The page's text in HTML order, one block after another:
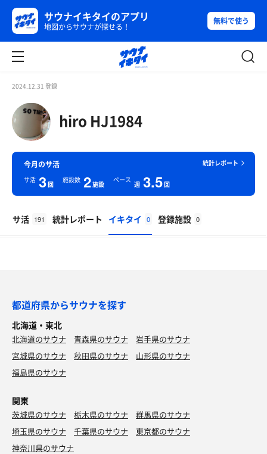
サウナイキタイのアプリ
地図からサウナが探せる！
無料で使う
2024.12.31 登録
hiro HJ1984
統計レポート
今月のサ活
サ活 3回
施設数 2施設
ペース
週 3.5回
サ活 191 統計レポート イキタイ 0 登録施設 0
都道府県からサウナを探す
北海道・東北
北海道のサウナ 青森県のサウナ
岩手県のサウナ
宮城県のサウナ
秋田県のサウナ
山形県のサウナ
福島県のサウナ
関東
茨城県のサウナ 栃木県のサウナ
群馬県のサウナ
埼玉県のサウナ
千葉県のサウナ
東京都のサウナ
神奈川県のサウナ